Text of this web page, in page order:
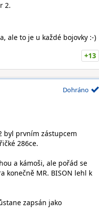
2.
ale to je u každé bojovky :-)
+13
Dohráno
byl prvním zástupcem
286ce.
a kámoši, ale pořád se
konečně MR. BISON lehl k
zapsán jako